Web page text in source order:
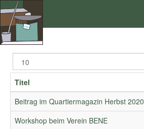
Anzeige
#
Titel
Beitrag im Quartiermagazin Herbst 2020
Workshop beim Verein BENE